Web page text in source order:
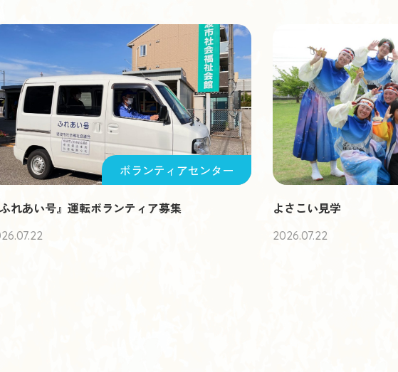
ふれあい号』運転ボランティア募集
ボランティアセンター
よさこい見学
2026.07.22